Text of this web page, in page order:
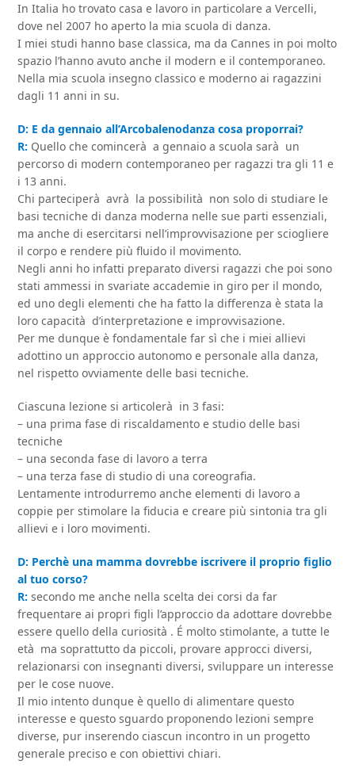
In Italia ho trovato casa e lavoro in particolare a Vercelli,
dove nel 2007 ho aperto la mia scuola di danza.
I miei studi hanno base classica, ma da Cannes in poi molto
spazio l’hanno avuto anche il modern e il contemporaneo.
Nella mia scuola insegno classico e moderno ai ragazzini
dagli 11 anni in su.
D: E da gennaio all’Arcobalenodanza cosa proporrai?
R: Quello che comincerà a gennaio a scuola sarà un
percorso di modern contemporaneo per ragazzi tra gli 11 e
i 13 anni.
Chi parteciperà avrà la possibilità non solo di studiare le
basi tecniche di danza moderna nelle sue parti essenziali,
ma anche di esercitarsi nell’improvvisazione per sciogliere
il corpo e rendere più fluido il movimento.
Negli anni ho infatti preparato diversi ragazzi che poi sono
stati ammessi in svariate accademie in giro per il mondo,
ed uno degli elementi che ha fatto la differenza è stata la
loro capacità d’interpretazione e improvvisazione.
Per me dunque è fondamentale far sì che i miei allievi
adottino un approccio autonomo e personale alla danza,
nel rispetto ovviamente delle basi tecniche.
Ciascuna lezione si articolerà in 3 fasi:
– una prima fase di riscaldamento e studio delle basi
tecniche
– una seconda fase di lavoro a terra
– una terza fase di studio di una coreografia.
Lentamente introdurremo anche elementi di lavoro a
coppie per stimolare la fiducia e creare più sintonia tra gli
allievi e i loro movimenti.
D: Perchè una mamma dovrebbe iscrivere il proprio figlio
al tuo corso?
R: secondo me anche nella scelta dei corsi da far
frequentare ai propri figli l’approccio da adottare dovrebbe
essere quello della curiosità . É molto stimolante, a tutte le
età ma soprattutto da piccoli, provare approcci diversi,
relazionarsi con insegnanti diversi, sviluppare un interesse
per le cose nuove.
Il mio intento dunque è quello di alimentare questo
interesse e questo sguardo proponendo lezioni sempre
diverse, pur inserendo ciascun incontro in un progetto
generale preciso e con obiettivi chiari.